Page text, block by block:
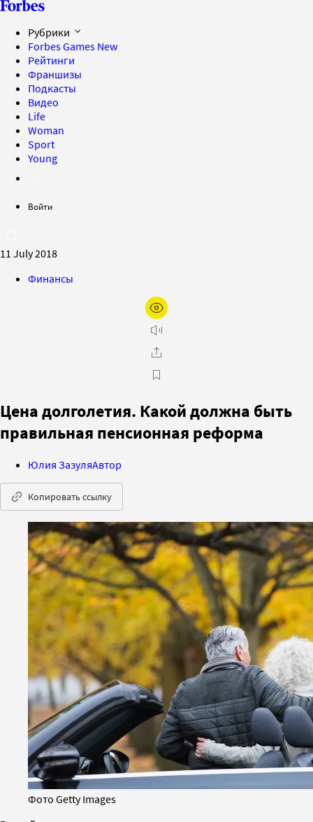
Рубрики
Forbes Games New
Рейтинги
Франшизы
Подкасты
Видео
Life
Woman
Sport
Young
Войти
11 July 2018
Финансы
Цена долголетия. Какой должна быть
правильная пенсионная реформа
Юлия ЗазуляАвтор
Копировать ссылку
Фото Getty Images